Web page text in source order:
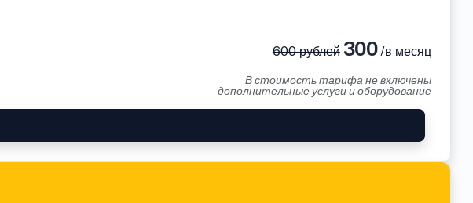
600 рублей300/в месяц
В стоимость тарифа не включены
дополнительные услуги и оборудование